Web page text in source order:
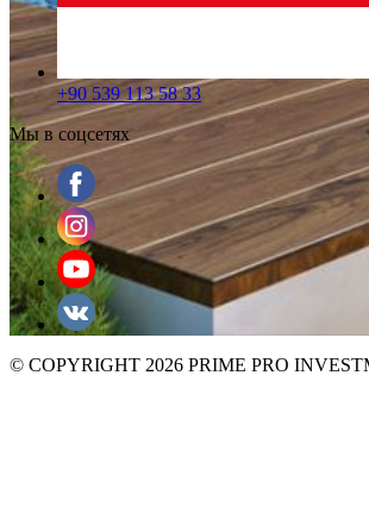
+90 539 113 58 33
Мы в соцсетях
© COPYRIGHT 2026 PRIME PRO